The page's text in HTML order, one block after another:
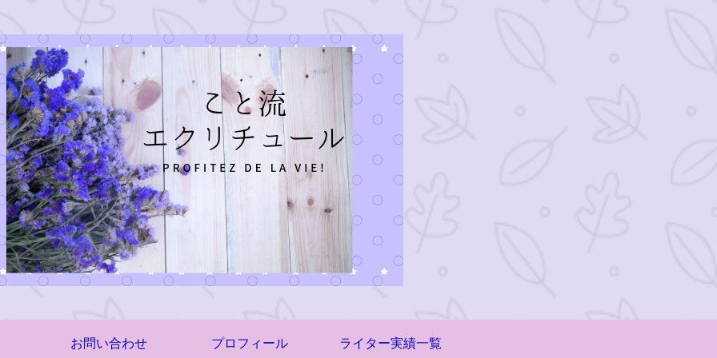
お問い合わせ プロフィール ライター実績一覧